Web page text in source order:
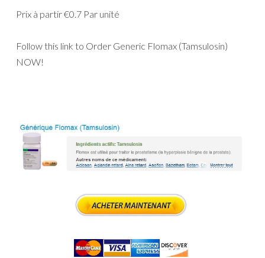
Prix à partir€0.7 Par unité
Follow this link to Order Generic Flomax (Tamsulosin)
NOW!